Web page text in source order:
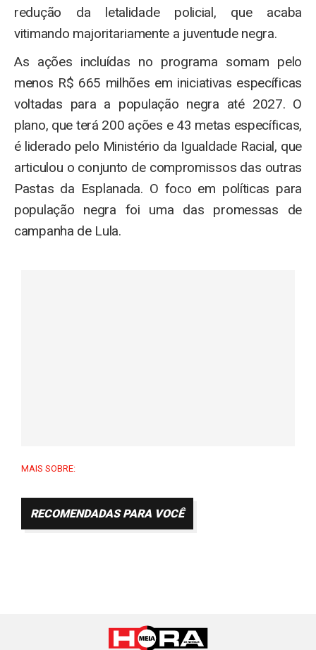
redução da letalidade policial, que acaba
vitimando majoritariamente a juventude negra.
As ações incluídas no programa somam pelo
menos R$ 665 milhões em iniciativas específicas
voltadas para a população negra até 2027. O
plano, que terá 200 ações e 43 metas específicas,
é liderado pelo Ministério da Igualdade Racial, que
articulou o conjunto de compromissos das outras
Pastas da Esplanada. O foco em políticas para
população negra foi uma das promessas de
campanha de Lula.
MAIS SOBRE:
RECOMENDADAS PARA VOCÊ